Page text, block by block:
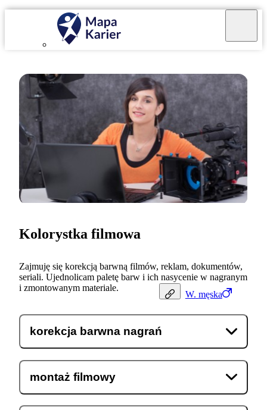
W. męska
Kolorystka filmowa
Zajmuję się korekcją barwną filmów, reklam, dokumentów,
seriali. Ujednolicam paletę barw i ich nasycenie w nagranym
i zmontowanym materiale.
korekcja barwna nagrań
montaż filmowy